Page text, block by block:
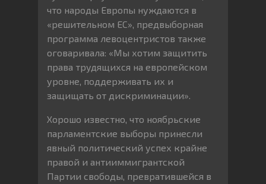
что народы Европы нуждаются в
«решительном ЕС», предвыборная
программа левоцентристов также
оговаривала: «Мы хотим защитить
права трудящихся на европейском
уровне, поддерживать их и
защищать от дискриминации».
Хорошо известно, что ноябрьские
парламентские выборы принесли
явный политический успех крайне
правой и антииммигрантской
Партии свободы, превратившейся в